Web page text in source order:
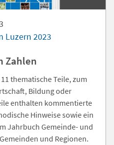
Luzern 2023
Zahlen
thematische Teile, zum
Bildung oder
enthalten kommentierte
Hinweise sowie ein
Jahrbuch Gemeinde- und
und Regionen.